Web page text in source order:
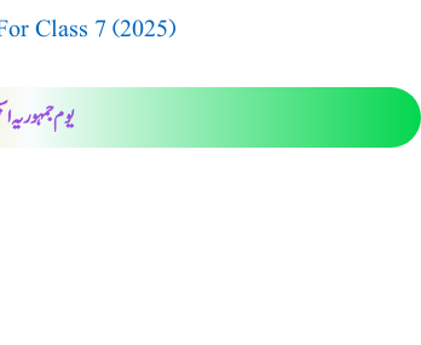
Class 7 (2025)
یوم جمہوریہ